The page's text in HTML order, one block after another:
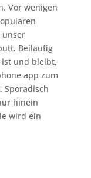
Vor wenigen
unser
Beilaufig
ist und bleibt,
app zum
Sporadisch
hinein
wird ein